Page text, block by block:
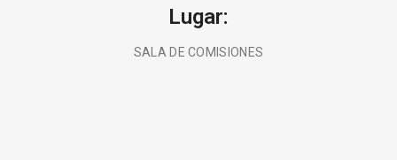
Lugar:
SALA DE COMISIONES